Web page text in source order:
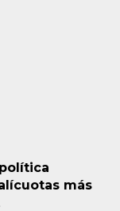
política
más